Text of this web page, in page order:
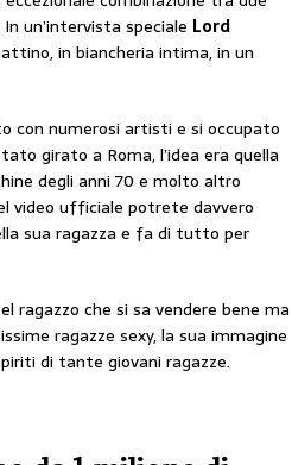
un’intervista speciale Lord
in biancheria intima, in un
con numerosi artisti e si occupato
girato a Roma, l’idea era quella
degli anni 70 e molto altro
video ufficiale potrete davvero
sua ragazza e fa di tutto per
ragazzo che si sa vendere bene ma
ragazze sexy, la sua immagine
di tante giovani ragazze.